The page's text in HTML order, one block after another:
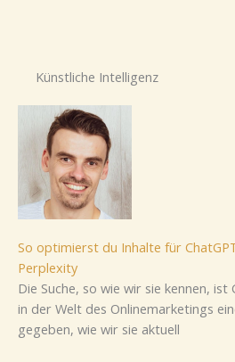
Künstliche Intelligenz
So optimierst du Inhalte für
Perplexity
Die Suche, so wie wir sie kennen, ist
in der Welt des Onlinemarketings
gegeben, wie wir sie aktuell